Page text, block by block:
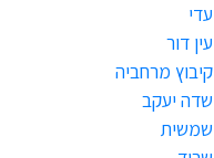
עדי
עין דור
קיבוץ מרחביה
שדה יעקב
שמשית